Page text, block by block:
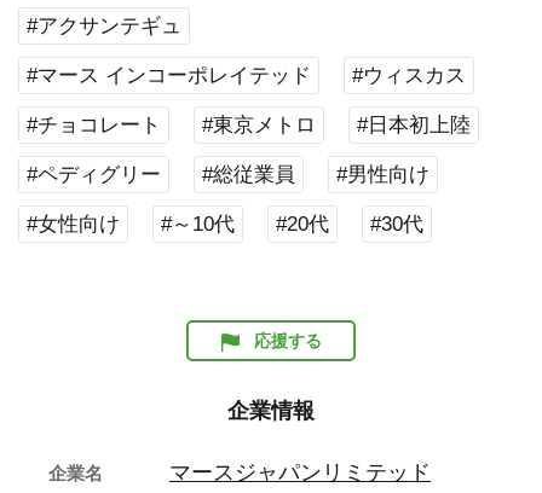
#アクサンテギュ
#マース インコーポレイテッド #ウィスカス
#チョコレート #東京メトロ #日本初上陸
#ペディグリー #総従業員 #男性向け
#女性向け #～10代 #20代 #30代
応援する
企業情報
企業名 マースジャパンリミテッド